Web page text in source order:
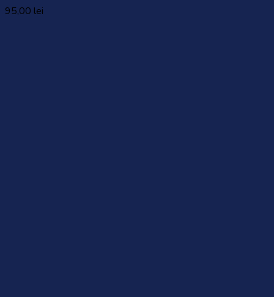
95,00 lei